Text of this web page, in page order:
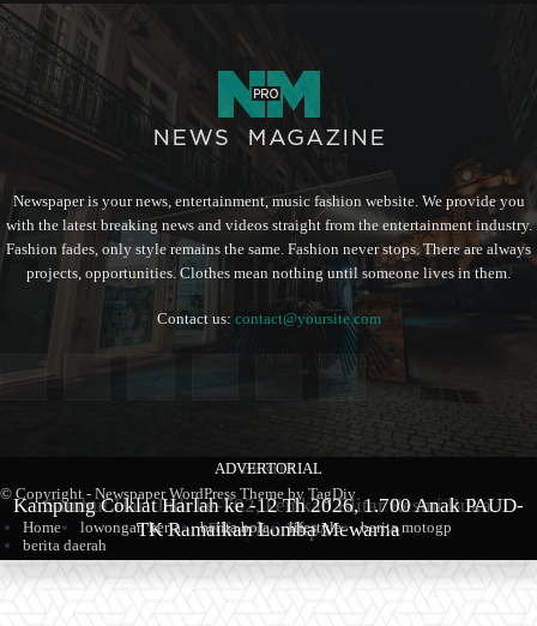
BERITA
Produk Kopi Premium Asal Wonodadi Ramaikan Blitarian
Expo 2026
BERITA
Sambut Hari Jadi ke-702, Pemkab Blitar Resmi Buka
Blitarian Expo
ADVERTORIAL
Kampung Coklat Harlah ke -12 Th 2026, 1.700 Anak PAUD-
TK Ramaikan Lomba Mewarna
Newspaper is your news, entertainment, music fashion website. We provide you
with the latest breaking news and videos straight from the entertainment industry.
Fashion fades, only style remains the same. Fashion never stops. There are always
projects, opportunities. Clothes mean nothing until someone lives in them.
Contact us: contact@yoursite.com
© Copyright - Newspaper WordPress Theme by TagDiv
Home
lowongan kerja berita bola lifestyle
berita motogp
berita daerah